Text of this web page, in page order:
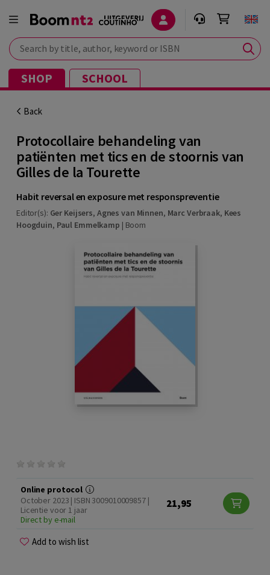
Search by title, author, keyword or ISBN
SHOP SCHOOL
Back
Protocollaire behandeling van
patiënten met tics en de stoornis van
Gilles de la Tourette
Habit reversal en exposure met responspreventie
Editor(s): Ger Keijsers, Agnes van Minnen, Marc Verbraak, Kees
Hoogduin, Paul Emmelkamp | Boom
Online protocol
October 2023 | ISBN 3009010009857 |
Licentie voor 1 jaar
Direct by e-mail
21,95
Add to wish list